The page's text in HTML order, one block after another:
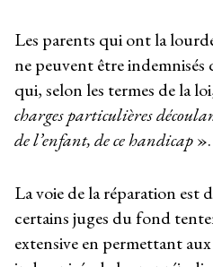
Les parents qui ont la
ne peuvent être
qui, selon les termes de la
charges particulières
de l’enfant, de ce handicap».
La voie de la réparation est
certains juges du fond
extensive en permettant